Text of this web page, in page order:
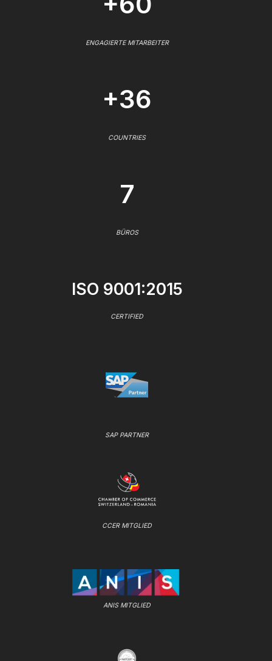
ENGAGIERTE MITARBEITER
+36
COUNTRIES
7
BÜROS
ISO 9001:2015
CERTIFIED
SAP PARTNER
CCER MITGLIED
ANIS MITGLIED